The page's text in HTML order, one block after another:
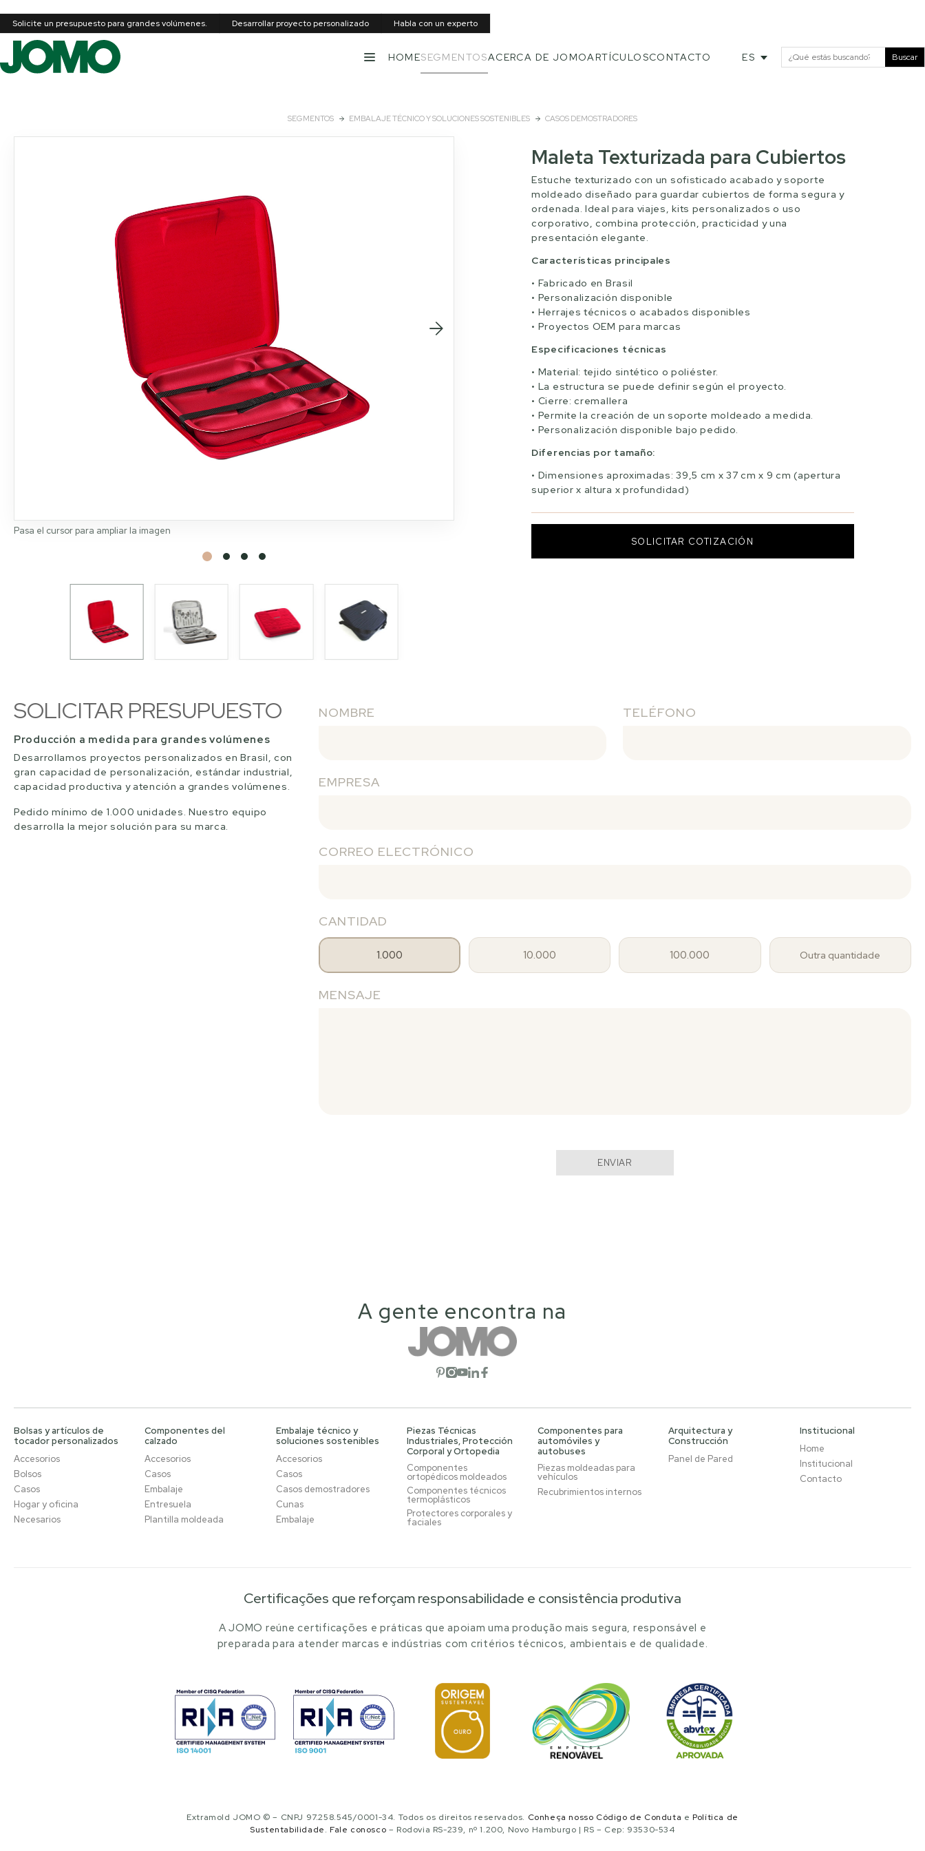
Solicite un presupuesto para grandes volúmenes. Desarrollar proyecto personalizado Habla con un experto
MENÚHOMESEGMENTOSACERCA DE JOMOARTÍCULOSCONTACTO ES Buscar
SEGMENTOS EMBALAJE TÉCNICO Y SOLUCIONES SOSTENIBLES CASOS DEMOSTRADORES
Pasa el cursor para ampliar la imagen
Maleta Texturizada para Cubiertos
Estuche texturizado con un sofisticado acabado y soporte
moldeado diseñado para guardar cubiertos de forma segura y
ordenada. Ideal para viajes, kits personalizados o uso
corporativo, combina protección, practicidad y una
presentación elegante.
Características principales
Fabricado en Brasil
Personalización disponible
Herrajes técnicos o acabados disponibles
Proyectos OEM para marcas
Especificaciones técnicas
Material: tejido sintético o poliéster.
La estructura se puede definir según el proyecto.
Cierre: cremallera
Permite la creación de un soporte moldeado a medida.
Personalización disponible bajo pedido.
Diferencias por tamaño:
Dimensiones aproximadas: 39,5 cm x 37 cm x 9 cm (apertura
superior x altura x profundidad)
SOLICITAR COTIZACIÓN
SOLICITAR PRESUPUESTO
Producción a medida para grandes volúmenes
Desarrollamos proyectos personalizados en Brasil, con
gran capacidad de personalización, estándar industrial,
capacidad productiva y atención a grandes volúmenes.
Pedido mínimo de 1.000 unidades. Nuestro equipo
desarrolla la mejor solución para su marca.
NOMBRE TELÉFONO
EMPRESA
CORREO ELECTRÓNICO
CANTIDAD
1.000 10.000 100.000 Outra quantidade
MENSAJE
ENVIAR
A gente encontra na
Abrir red social
Abrir red social
Abrir red social
Abrir red social
Abrir red social
Bolsas y artículos de
tocador personalizados
Accesorios
Bolsos
Casos
Hogar y oficina
Necesarios
Componentes del
calzado
Accesorios
Casos
Embalaje
Entresuela
Plantilla moldeada
Embalaje técnico y
soluciones sostenibles
Accesorios
Casos
Casos demostradores
Cunas
Embalaje
Piezas Técnicas
Industriales, Protección
Corporal y Ortopedia
Componentes
ortopédicos moldeados
Componentes técnicos
termoplásticos
Protectores corporales y
faciales
Componentes para
automóviles y
autobuses
Piezas moldeadas para
vehículos
Recubrimientos internos
Arquitectura y
Construcción
Panel de Pared
Institucional
Home
Institucional
Contacto
Certificações que reforçam responsabilidade e consistência produtiva
A JOMO reúne certificações e práticas que apoiam uma produção mais segura, responsável e
preparada para atender marcas e indústrias com critérios técnicos, ambientais e de qualidade.
Extramold JOMO © – CNPJ 97.258.545/0001-34. Todos os direitos reservados. Conheça nosso Código de Conduta e Política de
Sustentabilidade. Fale conosco – Rodovia RS-239, nº 1.200, Novo Hamburgo | RS – Cep: 93530-534